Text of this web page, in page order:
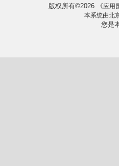
版权所有©2026 《应用
本系统由北
您是